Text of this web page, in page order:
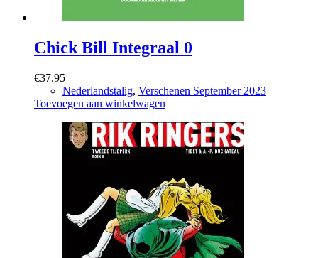
Chick Bill Integraal 0
€37.95
Nederlandstalig, Verschenen September 2023
Toevoegen aan winkelwagen